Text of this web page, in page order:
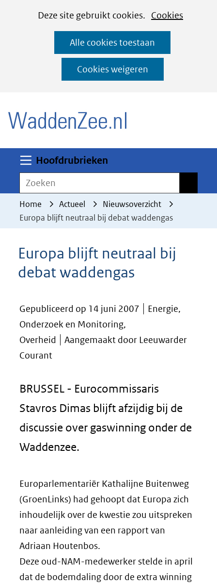
CookiesDeze site gebruikt cookies. Cookies
deze
worden
toegestaan
geweigerd.
Alle cookies toestaan
Cookies weigeren
Ga
naar
de
inhoud
Hoofdrubrieken
Zoeken
Home Actueel
Nieuwsoverzicht
Europa blijft neutraal bij debat waddengas
Europa blijft neutraal bij
debat waddengas
Gepubliceerd op 14 juni 2007
Energie,
Onderzoek en Monitoring,
Overheid
Aangemaakt door Leeuwarder
Courant
BRUSSEL - Eurocommissaris
Stavros Dimas blijft afzijdig bij de
discussie over gaswinning onder de
Waddenzee.
Europarlementariër Kathalijne Buitenweg
(GroenLinks) had gehoopt dat Europa zich
inhoudelijk over de kwestie zou uitspreken
naar aanleiding van een rapport van
Adriaan Houtenbos.
Deze oud-NAM-medewerker stelde in april
dat de bodemdaling door de extra winning